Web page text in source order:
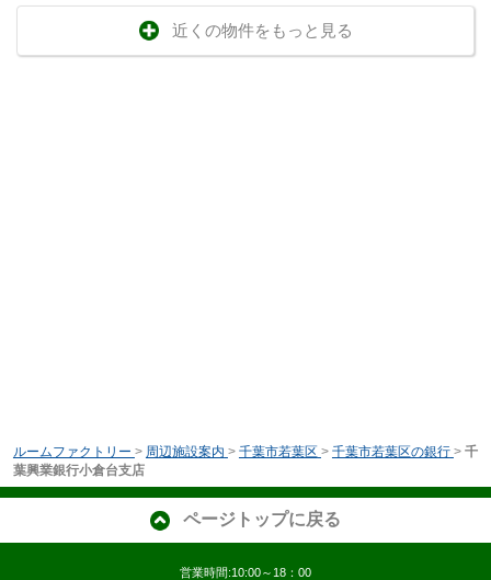
近くの物件をもっと見る
ルームファクトリー > 周辺施設案内 > 千葉市若葉区 > 千葉市若葉区の銀行 > 千
葉興業銀行小倉台支店
ページトップに戻る
営業時間:10:00～18：00